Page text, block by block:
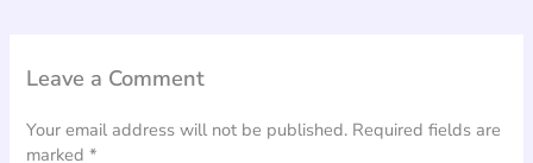
Leave a Comment
Your email address will not be published. Required fields are
marked*